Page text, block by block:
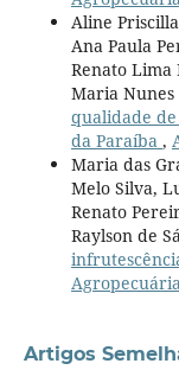
Aline
Ana Paula
Renato Lima
Maria Nunes
qualidade de
da Paraíba ,
Maria das
Melo Silva,
Renato
Raylson de
Artigos